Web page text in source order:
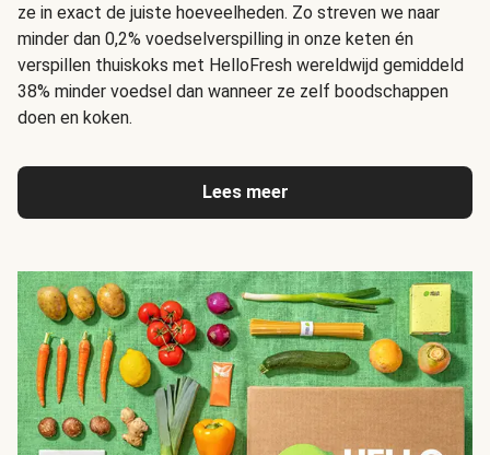
ze in exact de juiste hoeveelheden. Zo streven we naar
minder dan 0,2% voedselverspilling in onze keten én
verspillen thuiskoks met HelloFresh wereldwijd gemiddeld
38% minder voedsel dan wanneer ze zelf boodschappen
doen en koken.
Lees meer